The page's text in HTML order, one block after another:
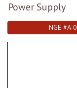
Power Supply
NGE #A-